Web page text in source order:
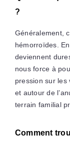
?
Généralement,
hémorroïdes.
deviennent
nous force à
pression sur les
et autour de
terrain familial
Comment